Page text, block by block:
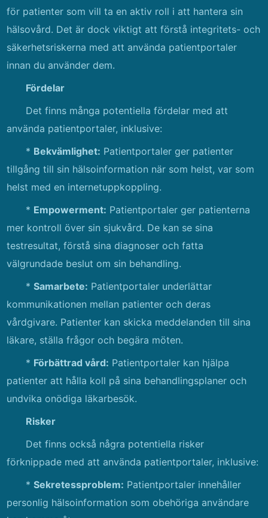
för patienter som vill ta en aktiv roll i att hantera sin
hälsovård. Det är dock viktigt att förstå integritets- och
säkerhetsriskerna med att använda patientportaler
innan du använder dem.
Fördelar
Det finns många potentiella fördelar med att
använda patientportaler, inklusive:
* Bekvämlighet: Patientportaler ger patienter
tillgång till sin hälsoinformation när som helst, var som
helst med en internetuppkoppling.
* Empowerment: Patientportaler ger patienterna
mer kontroll över sin sjukvård. De kan se sina
testresultat, förstå sina diagnoser och fatta
välgrundade beslut om sin behandling.
*Samarbete: Patientportaler underlättar
kommunikationen mellan patienter och deras
vårdgivare. Patienter kan skicka meddelanden till sina
läkare, ställa frågor och begära möten.
* Förbättrad vård: Patientportaler kan hjälpa
patienter att hålla koll på sina behandlingsplaner och
undvika onödiga läkarbesök.
Risker
Det finns också några potentiella risker
förknippade med att använda patientportaler, inklusive:
*Sekretessproblem: Patientportaler innehåller
personlig hälsoinformation som obehöriga användare